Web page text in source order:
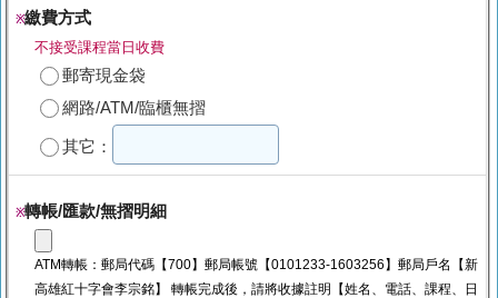
※繳費方式
不接受課程當日收費
郵寄現金袋
網路/ATM/臨櫃無摺
其它：
※轉帳/匯款/無摺明細
ATM轉帳：郵局代碼【700】郵局帳號【0101233-1603256】郵局戶名【新
高雄紅十字會李宗銘】 轉帳完成後，請將收據註明【姓名、電話、課程、日